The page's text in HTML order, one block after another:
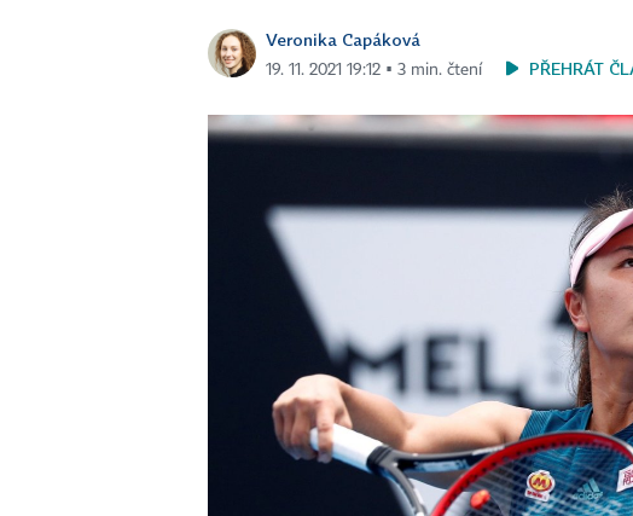
Veronika Capáková
19. 11. 2021 19:12 ▪ 3 min. čtení PŘEHRÁT